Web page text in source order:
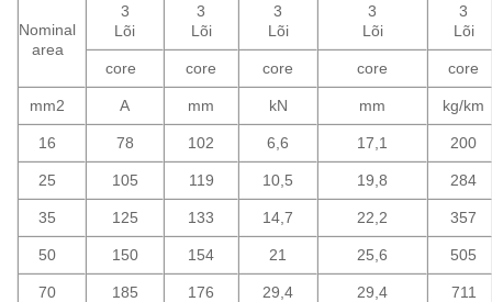
Nominal
area
3
Lõi
3
Lõi
3
Lõi
3
Lõi
3
Lõi
core core core core core
mm2 A mm kN mm kg/km
16 78 102 6,6 17,1 200
25 105 119 10,5 19,8 284
35 125 133 14,7 22,2 357
50 150 154 21 25,6 505
70 185 176 29,4 29,4 711